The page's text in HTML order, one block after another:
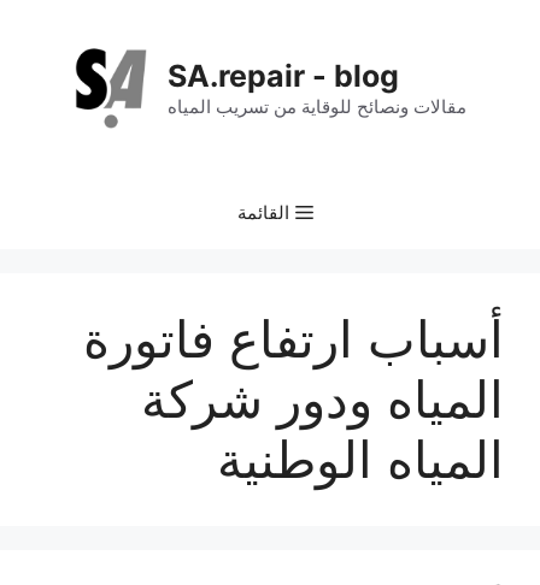
SA.repair - blog
مقالات ونصائح للوقاية من تسريب المياه
القائمة
أسباب ارتفاع فاتورة
المياه ودور شركة
المياه الوطنية